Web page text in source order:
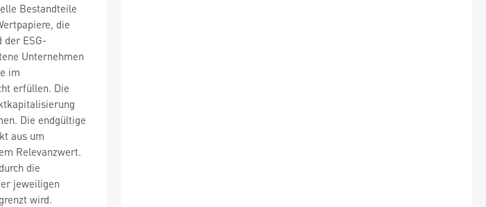
Bestandteile
die
der ESG-
Unternehmen
im
erfüllen. Die
Die endgültige
aus um
Relevanzwert.
die
jeweiligen
wird.